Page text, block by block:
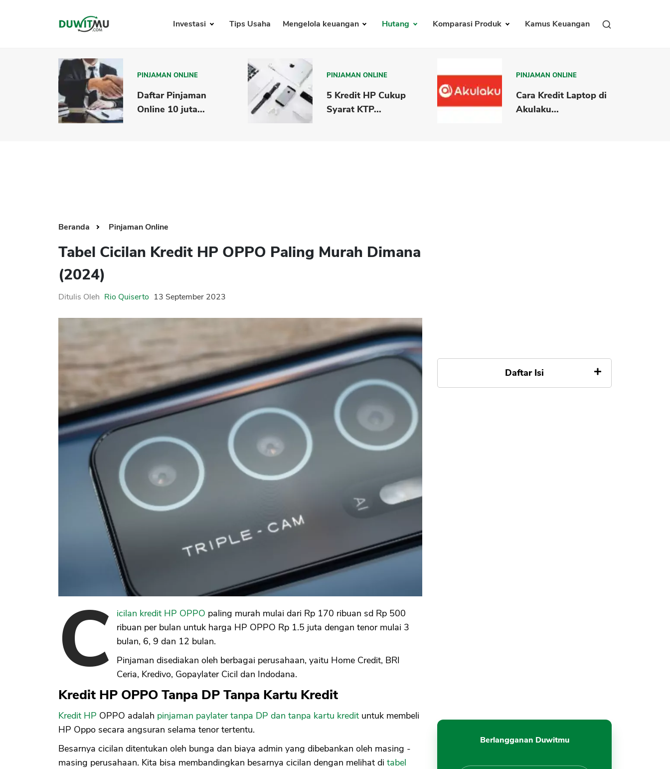
Investasi Tips Usaha Mengelola keuangan Hutang Komparasi Produk Kamus Keuangan
PINJAMAN ONLINE
Daftar Pinjaman
Online 10 juta...
PINJAMAN ONLINE
5 Kredit HP Cukup
Syarat KTP...
PINJAMAN ONLINE
Cara Kredit Laptop di
Akulaku...
Beranda Pinjaman Online
Tabel Cicilan Kredit HP OPPO Paling Murah Dimana
(2024)
Ditulis Oleh Rio Quiserto 13 September 2023
C icilan kredit HP OPPO paling murah mulai dari Rp 170 ribuan sd Rp 500
ribuan per bulan untuk harga HP OPPO Rp 1.5 juta dengan tenor mulai 3
bulan, 6, 9 dan 12 bulan.
Pinjaman disediakan oleh berbagai perusahaan, yaitu Home Credit, BRI
Ceria, Kredivo, Gopaylater Cicil dan Indodana.
Kredit HP OPPO Tanpa DP Tanpa Kartu Kredit
Kredit HP OPPO adalah pinjaman paylater tanpa DP dan tanpa kartu kredit untuk membeli
HP Oppo secara angsuran selama tenor tertentu.
Besarnya cicilan ditentukan oleh bunga dan biaya admin yang dibebankan oleh masing -
masing perusahaan. Kita bisa membandingkan besarnya cicilan dengan melihat di tabel
Daftar Isi
Berlangganan Duwitmu